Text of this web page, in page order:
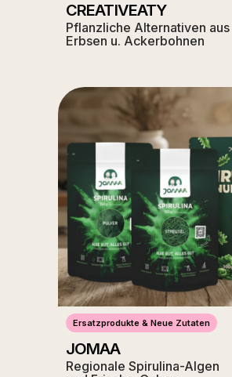
CREATIVEATY
Pflanzliche Alternativen aus
Erbsen u. Ackerbohnen
Ersatzprodukte & Neue Zutaten
JOMAA
Regionale Spirulina-Algen